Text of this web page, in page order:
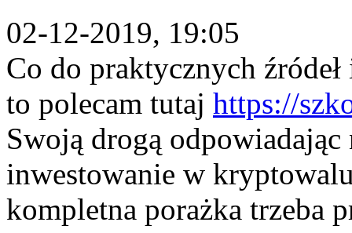
02-12-2019, 19:05
Co do praktycznych
to polecam tutaj https://
Swoją drogą
inwestowanie w
kompletna porażka trzeba